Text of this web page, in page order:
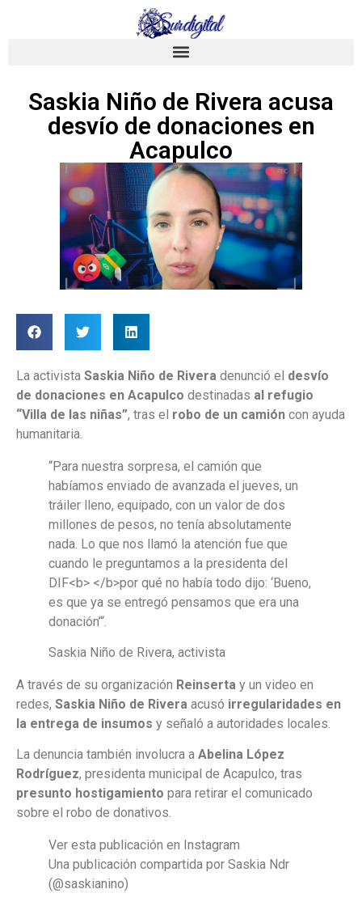
Saskia Niño de Rivera acusa
desvío de donaciones en
Acapulco
La activista Saskia Niño de Rivera denunció el desvío
de donaciones en Acapulco destinadas al refugio
“Villa de las niñas”, tras el robo de un camión con ayuda
humanitaria.
“Para nuestra sorpresa, el camión que
habíamos enviado de avanzada el jueves, un
tráiler lleno, equipado, con un valor de dos
millones de pesos, no tenía absolutamente
nada. Lo que nos llamó la atención fue que
cuando le preguntamos a la presidenta del
DIF<b> </b>por qué no había todo dijo: ‘Bueno,
es que ya se entregó pensamos que era una
donación’“.
Saskia Niño de Rivera, activista
A través de su organización Reinserta y un video en
redes, Saskia Niño de Rivera acusó irregularidades en
la entrega de insumos y señaló a autoridades locales.
La denuncia también involucra a Abelina López
Rodríguez, presidenta municipal de Acapulco, tras
presunto hostigamiento para retirar el comunicado
sobre el robo de donativos.
Ver esta publicación en Instagram
Una publicación compartida por Saskia Ndr
(@saskianino)